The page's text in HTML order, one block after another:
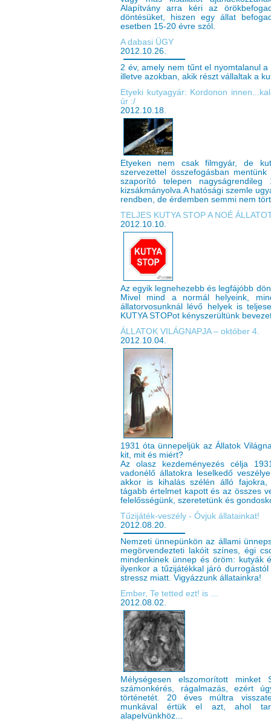
Alapítvány arra kéri az
döntésüket, hiszen egy állat
esetben 15-20 évre szól.
A dabasi ÜGY
2012.10.26.
2 év, amely nem tűnt el nyomtalanul
illetve azokban, akik részt vállaltak a
Etyeki kutyagyár: Kordonon
úr :/
2012.10.18.
Etyeken nem csak filmgyár, de
szervezettel összefogásban
szaporító telepen
kizsákmányolva.A hatósági szemle
rendben, de érdemben semmi nem
TELJES KUTYA STOP A NOÉ
2012.10.10.
Az egyik legnehezebb és legfájóbb
Mivel mind a normál helyeink,
állatorvosunknál lévő helyek is
KUTYA STOPot kényszerültünk
ÁLLATOK VILÁGNAPJA – október 4.
2012.10.04.
1931 óta ünnepeljük az Állatok
kit, mit és miért?
Az olasz kezdeményezés célja
vadonélő állatokra leselkedő
akkor is kihalás szélén álló fajokra,
tágabb értelmet kapott és az összes
felelősségünk, szeretetünk és
Tűzijáték-veszély - Óvjuk állatainkat!
2012.08.20.
Nemzeti ünnepünkön az állami
megörvendezteti lakóit színes, égi
mindenkinek ünnep és öröm: kutyák
ilyenkor a tűzijátékkal járó
stressz miatt. Vigyázzunk állatainkra!
Ember, Te tetted ezt! is …
2012.08.02.
Mélységesen elszomorított minket
számonkérés, rágalmazás, ezért
történetét. 20 éves múltra
munkával értük el azt, ahol
alapelvünkhöz...